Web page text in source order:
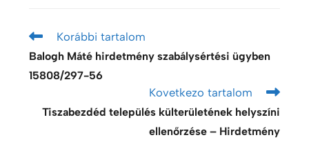
Korábbi tartalom
Balogh Máté hirdetmény szabálysértési ügyben
15808/297-56
Kovetkezo tartalom
Tiszabezdéd település külterületének helyszíni
ellenőrzése – Hirdetmény